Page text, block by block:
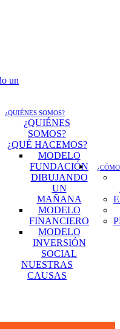
¿QUIÉNES SOMOS?
¿QUIÉNES
SOMOS?
¿QUÉ HACEMOS?
MODELO
FUNDACIÓN
DIBUJANDO
UN
MAÑANA
MODELO
FINANCIERO
MODELO
INVERSIÓN
SOCIAL
NUESTRAS
CAUSAS